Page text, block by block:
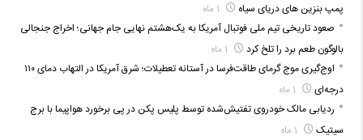
پمپ بنزین‌ های دریای سیاه
صعود تاریخی تیم ملی فوتبال آمریکا به یک‌هشتم نهایی جام جهانی؛ اخراج جنجالی
بالوگون طعم برد را تلخ کرد
اوج‌گیری موج گرمای طاقت‌فرسا در آستانه تعطیلات؛ شرق آمریکا در التهاب دمای ۱۱۰
درجه‌ای
ردیابی مالک خودروی تفتیش‌شده توسط پلیس پکن در پی برخورد هواپیما با برج
سیتیک